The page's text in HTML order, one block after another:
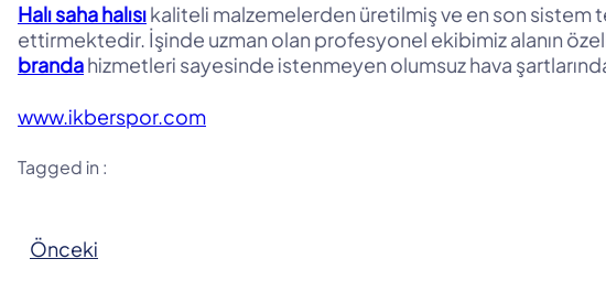
Halı saha halısıkaliteli malzemelerden üretilmiş ve en son sistem
ettirmektedir. İşinde uzman olan profesyonel ekibimiz alanın
brandahizmetleri sayesinde istenmeyen olumsuz hava
www.ikberspor.com
Tagged in :
Önceki